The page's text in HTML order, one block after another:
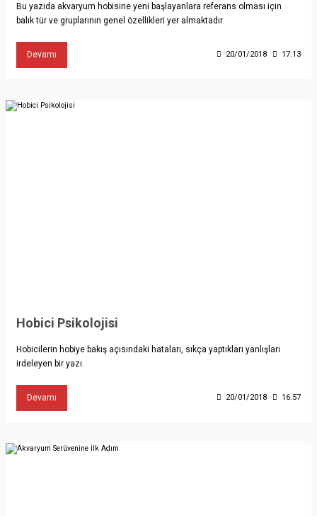
Bu yazıda akvaryum hobisine yeni başlayanlara referans olması için
balık tür ve gruplarının genel özellikleri yer almaktadır.
Devamı 20/01/2018 17:13
Hobici Psikolojisi
Hobicilerin hobiye bakış açısındaki hataları, sıkça yaptıkları yanlışları
irdeleyen bir yazı.
Devamı 20/01/2018 16:57